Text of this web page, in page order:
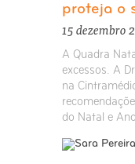
proteja o
15 dezembro
A Quadra
excessos. A
na
do Natal e